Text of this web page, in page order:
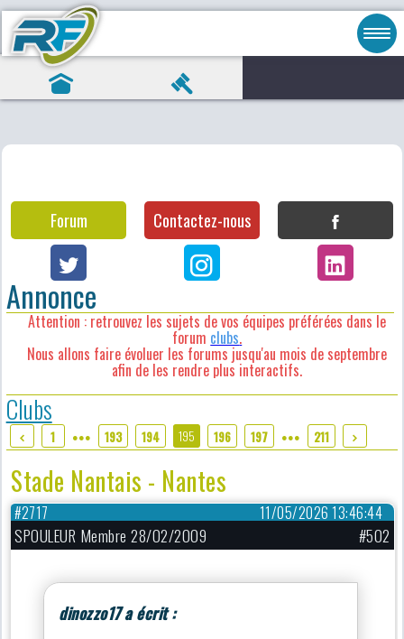
Forum Contactez-nous
Annonce
Attention : retrouvez les sujets de vos équipes préférées dans le
forum clubs.
Nous allons faire évoluer les forums jusqu'au mois de septembre
afin de les rendre plus interactifs.
Clubs
1 ●●● 193 194 195 196 197 ●●● 211
Stade Nantais - Nantes
11/05/2026 13:46:44
#2717
SPOULEUR Membre 28/02/2009 #502
dinozzo17 a écrit :